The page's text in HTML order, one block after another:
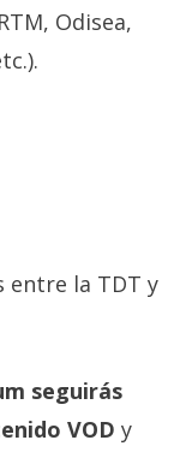
Odisea,
entre la TDT y
seguirás
VOD y